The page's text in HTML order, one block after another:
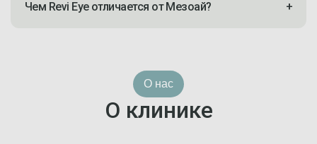
Чем Revi Eye отличается от Мезоай? +
О нас
О клинике